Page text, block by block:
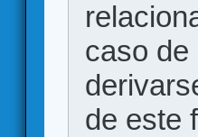
caso de
de este